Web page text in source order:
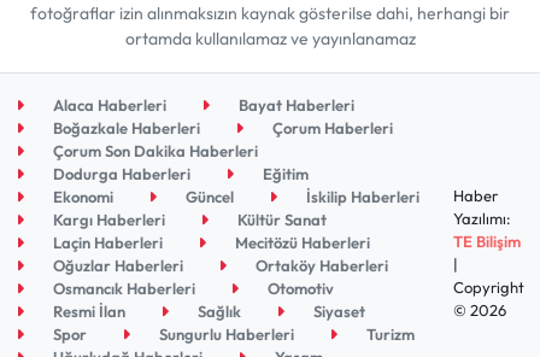
fotoğraflar izin alınmaksızın kaynak gösterilse dahi, herhangi bir
ortamda kullanılamaz ve yayınlanamaz
Alaca Haberleri
Bayat Haberleri
Boğazkale Haberleri
Çorum Haberleri
Çorum Son Dakika Haberleri
Dodurga Haberleri
Eğitim
Ekonomi
Güncel
İskilip Haberleri
Kargı Haberleri
Kültür Sanat
Laçin Haberleri
Mecitözü Haberleri
Oğuzlar Haberleri
Ortaköy Haberleri
Osmancık Haberleri
Otomotiv
Resmi İlan
Sağlık
Siyaset
Spor
Sungurlu Haberleri
Turizm
Haber
Yazılımı:
TE Bilişim
|
Copyright
© 2026